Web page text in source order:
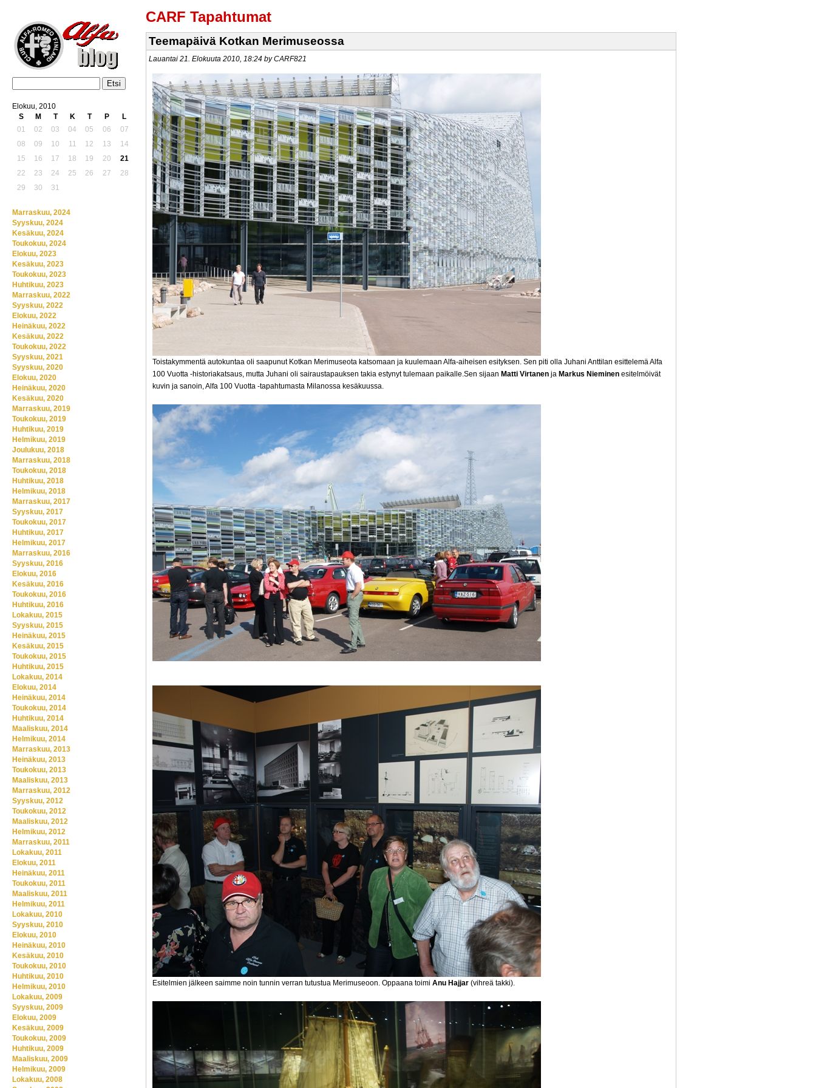
CARF Tapahtumat
Teemapäivä Kotkan Merimuseossa
Lauantai 21. Elokuuta 2010, 18:24 by CARF821
Toistakymmentä autokuntaa oli saapunut Kotkan Merimuseota katsomaan ja kuulemaan Alfa-aiheisen esityksen. Sen piti olla Juhani Anttilan esittelemä Alfa
100 Vuotta -historiakatsaus, mutta Juhani oli sairaustapauksen takia estynyt tulemaan paikalle.Sen sijaan Matti Virtanen ja Markus Nieminen esitelmöivät
kuvin ja sanoin, Alfa 100 Vuotta -tapahtumasta Milanossa kesäkuussa.
Esitelmien jälkeen saimme noin tunnin verran tutustua Merimuseoon. Oppaana toimi Anu Hajjar (vihreä takki).
Elokuu, 2010
S
M T K T P
L
01
02 03 04 05 06
07
08
09 10 11 12 13
14
15
16 17 18 19 20
21
22
23 24 25 26 27
28
29
30 31
Marraskuu, 2024
Syyskuu, 2024
Kesäkuu, 2024
Toukokuu, 2024
Elokuu, 2023
Kesäkuu, 2023
Toukokuu, 2023
Huhtikuu, 2023
Marraskuu, 2022
Syyskuu, 2022
Elokuu, 2022
Heinäkuu, 2022
Kesäkuu, 2022
Toukokuu, 2022
Syyskuu, 2021
Syyskuu, 2020
Elokuu, 2020
Heinäkuu, 2020
Kesäkuu, 2020
Marraskuu, 2019
Toukokuu, 2019
Huhtikuu, 2019
Helmikuu, 2019
Joulukuu, 2018
Marraskuu, 2018
Toukokuu, 2018
Huhtikuu, 2018
Helmikuu, 2018
Marraskuu, 2017
Syyskuu, 2017
Toukokuu, 2017
Huhtikuu, 2017
Helmikuu, 2017
Marraskuu, 2016
Syyskuu, 2016
Elokuu, 2016
Kesäkuu, 2016
Toukokuu, 2016
Huhtikuu, 2016
Lokakuu, 2015
Syyskuu, 2015
Heinäkuu, 2015
Kesäkuu, 2015
Toukokuu, 2015
Huhtikuu, 2015
Lokakuu, 2014
Elokuu, 2014
Heinäkuu, 2014
Toukokuu, 2014
Huhtikuu, 2014
Maaliskuu, 2014
Helmikuu, 2014
Marraskuu, 2013
Heinäkuu, 2013
Toukokuu, 2013
Maaliskuu, 2013
Marraskuu, 2012
Syyskuu, 2012
Toukokuu, 2012
Maaliskuu, 2012
Helmikuu, 2012
Marraskuu, 2011
Lokakuu, 2011
Elokuu, 2011
Heinäkuu, 2011
Toukokuu, 2011
Maaliskuu, 2011
Helmikuu, 2011
Lokakuu, 2010
Syyskuu, 2010
Elokuu, 2010
Heinäkuu, 2010
Kesäkuu, 2010
Toukokuu, 2010
Huhtikuu, 2010
Helmikuu, 2010
Lokakuu, 2009
Syyskuu, 2009
Elokuu, 2009
Kesäkuu, 2009
Toukokuu, 2009
Huhtikuu, 2009
Maaliskuu, 2009
Helmikuu, 2009
Lokakuu, 2008